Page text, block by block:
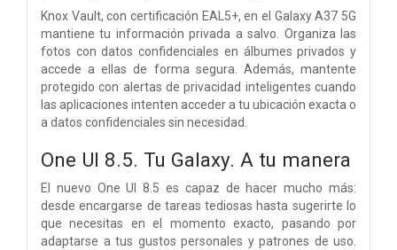
Knox Vault, con certificación EAL5+, en el Galaxy A37 5G
mantiene tu información privada a salvo. Organiza las
fotos con datos confidenciales en álbumes privados y
accede a ellas de forma segura. Además, mantente
protegido con alertas de privacidad inteligentes cuando
las aplicaciones intenten acceder a tu ubicación exacta o
a datos confidenciales sin necesidad.
One UI 8.5. Tu Galaxy. A tu manera
El nuevo One UI 8.5 es capaz de hacer mucho más:
desde encargarse de tareas tediosas hasta sugerirte lo
que necesitas en el momento exacto, pasando por
adaptarse a tus gustos personales y patrones de uso.